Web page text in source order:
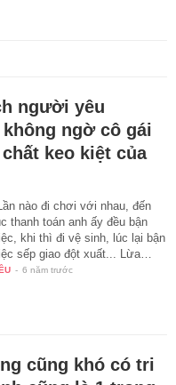
người yêu
ngờ cô gái
keo kiệt của
nào đi chơi với nhau, đến
thanh toán anh ấy đều bận
khi thì đi vệ sinh, lúc lại bận
sếp giao đột xuất... Lừa…
- 6 năm trước
cũng khó có tri